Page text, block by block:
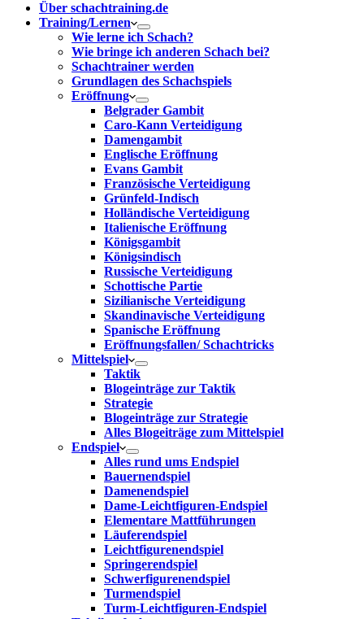
Über schachtraining.de
Training/Lernen
Wie lerne ich Schach?
Wie bringe ich anderen Schach bei?
Schachtrainer werden
Grundlagen des Schachspiels
Eröffnung
Belgrader Gambit
Caro-Kann Verteidigung
Damengambit
Englische Eröffnung
Evans Gambit
Französische Verteidigung
Grünfeld-Indisch
Holländische Verteidigung
Italienische Eröffnung
Königsgambit
Königsindisch
Russische Verteidigung
Schottische Partie
Sizilianische Verteidigung
Skandinavische Verteidigung
Spanische Eröffnung
Eröffnungsfallen/ Schachtricks
Mittelspiel
Taktik
Blogeinträge zur Taktik
Strategie
Blogeinträge zur Strategie
Alles Blogeiträge zum Mittelspiel
Endspiel
Alles rund ums Endspiel
Bauernendspiel
Damenendspiel
Dame-Leichtfiguren-Endspiel
Elementare Mattführungen
Läuferendspiel
Leichtfigurenendspiel
Springerendspiel
Schwerfigurenendspiel
Turmendspiel
Turm-Leichtfiguren-Endspiel